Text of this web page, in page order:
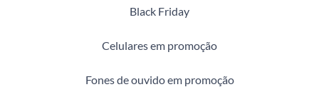
Black Friday
Celulares em promoção
Fones de ouvido em promoção